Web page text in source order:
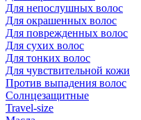
Для непослушных волос
Для окрашенных волос
Для поврежденных волос
Для сухих волос
Для тонких волос
Для чувствительной кожи
Против выпадения волос
Солнцезащитные
Travel-size